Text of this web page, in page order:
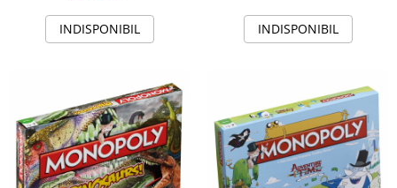
INDISPONIBIL INDISPONIBIL